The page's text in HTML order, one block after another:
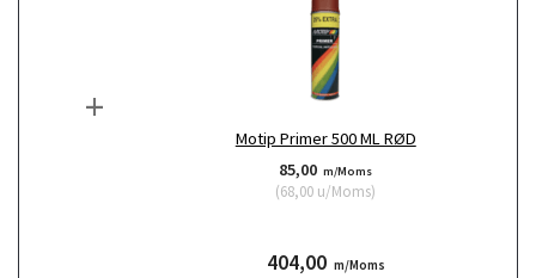
+
Motip Primer 500 ML RØD
85,00 m/Moms
(68,00 u/Moms)
404,00 m/Moms